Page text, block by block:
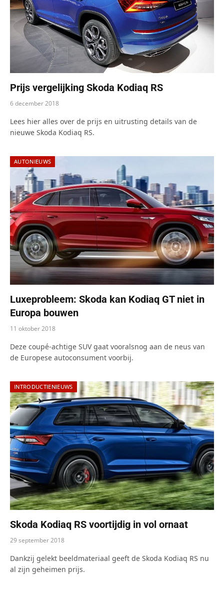
Prijs vergelijking Skoda Kodiaq RS
6 december 2018
Lees hier alles over de prijs en uitrusting details van de
nieuwe Skoda Kodiaq RS.
AUTONIEUWS
Luxeprobleem: Skoda kan Kodiaq GT niet in
Europa bouwen
11 oktober 2018
Deze coupé-achtige SUV gaat vooralsnog aan de neus van
de Europese autoconsument voorbij.
INTRODUCTIENIEUWS
Skoda Kodiaq RS voortijdig in vol ornaat
29 september 2018
Dankzij gelekt beeldmateriaal geeft de Skoda Kodiaq RS nu
al zijn geheimen prijs.